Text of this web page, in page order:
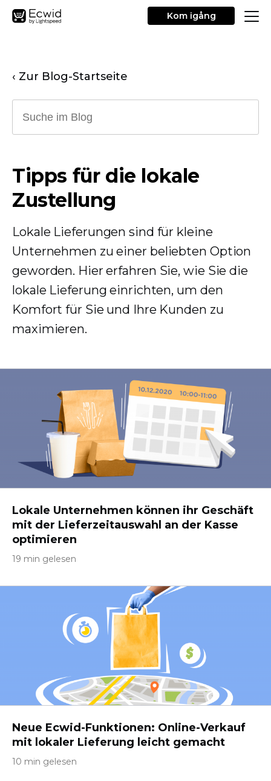
Kom igång
‹ Zur Blog-Startseite
Tipps für die lokale
Zustellung
Lokale Lieferungen sind für kleine
Unternehmen zu einer beliebten Option
geworden. Hier erfahren Sie, wie Sie die
lokale Lieferung einrichten, um den
Komfort für Sie und Ihre Kunden zu
maximieren.
Lokale Unternehmen können ihr Geschäft
mit der Lieferzeitauswahl an der Kasse
optimieren
19 min gelesen
Neue Ecwid-Funktionen: Online-Verkauf
mit lokaler Lieferung leicht gemacht
10 min gelesen